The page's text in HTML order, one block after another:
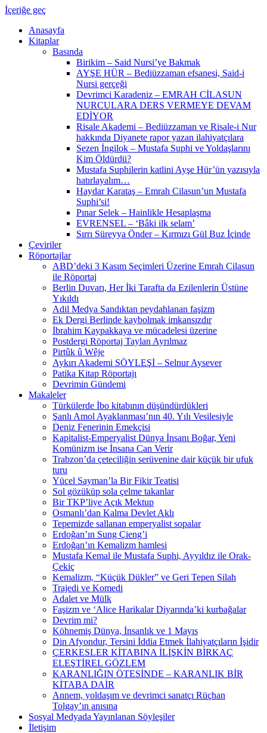
İçeriğe geç
Anasayfa
Kitaplar
Basında
Birikim – Said Nursi’ye Bakmak
AYŞE HÜR – Bediüzzaman efsanesi, Said-i
Nursi gerçeği
Devrimci Karadeniz – EMRAH CİLASUN
NURCULARA DERS VERMEYE DEVAM
EDİYOR
Risale Akademi – Bediüzzaman ve Risale-i Nur
hakkında Diyanete rapor yazan ilahiyatçılara
Sezen İngilok – Mustafa Suphi ve Yoldaşlarını
Kim Öldürdü?
Mustafa Suphilerin katlini Ayşe Hür’ün yazısıyla
hatırlayalım…
Haydar Karataş – Emrah Cilasun’un Mustafa
Suphi’si!
Pınar Selek – Hainlikle Hesaplaşma
EVRENSEL – ‘Bâki ilk selam’
Sırrı Süreyya Önder – Kırmızı Gül Buz İçinde
Çeviriler
Röportajlar
ABD’deki 3 Kasım Seçimleri Üzerine Emrah Cilasun
ile Röportaj
Berlin Duvarı, Her İki Tarafta da Ezilenlerin Üstüne
Yıkıldı
Adil Medya Sandıktan peydahlanan faşizm
Ek Dergi Berlinde kaybolmak imkansızdır
İbrahim Kaypakkaya ve mücadelesi üzerine
Postdergi Röportaj Taylan Ayrılmaz
Pirtûk û Wêje
Aykırı Akademi SÖYLEŞİ – Selnur Aysever
Patika Kitap Röportajı
Devrimin Gündemi
Makaleler
Türkülerde İbo kitabının düşündürdükleri
Şanlı Amol Ayaklanması’nın 40. Yılı Vesilesiyle
Deniz Fenerinin Emekçisi
Kapitalist-Emperyalist Dünya İnsanı Boğar, Yeni
Komünizm ise İnsana Can Verir
Trabzon’da çeteciliğin serüvenine dair küçük bir ufuk
turu
Yücel Sayman’la Bir Fikir Teatisi
Sol gözüküp sola çelme takanlar
Bir TKP’liye Açık Mektup
Osmanlı’dan Kalma Devlet Aklı
Tepemizde sallanan emperyalist sopalar
Erdoğan’ın Sung Çieng’i
Erdoğan’ın Kemalizm hamlesi
Mustafa Kemal ile Mustafa Suphi, Ayyıldız ile Orak-
Çekiç
Kemalizm, “Küçük Dükler” ve Geri Tepen Silah
Trajedi ve Komedi
Adalet ve Mülk
Faşizm ve ‘Alice Harikalar Diyarında’ki kurbağalar
Devrim mi?
Köhnemiş Dünya, İnsanlık ve 1 Mayıs
Din Afyondur, Tersini İddia Etmek İlahiyatçıların İşidir
ÇERKESLER KİTABINA İLİŞKİN BİRKAÇ
ELEŞTİREL GÖZLEM
KARANLIĞIN ÖTESİNDE – KARANLIK BİR
KİTABA DAİR
Annem, yoldaşım ve devrimci sanatçı Rüçhan
Tolgay’ın anısına
Sosyal Medyada Yayınlanan Söyleşiler
İletişim